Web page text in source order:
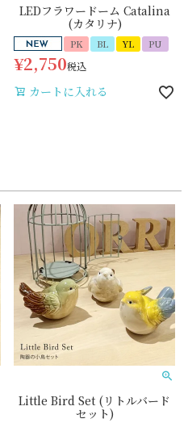
LEDフラワードーム Catalina
(カタリナ)
PK BL YL PU
¥2,750税込
カートに入れる
Little Bird Set (リトルバード
セット)